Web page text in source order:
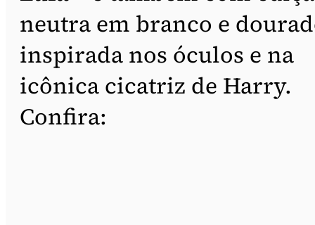
neutra em branco e
inspirada nos óculos e na
icônica cicatriz de Harry.
Confira: